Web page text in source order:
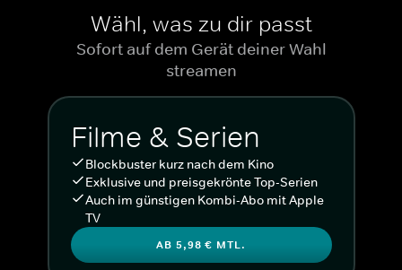
Wähl, was zu dir passt
Sofort auf dem Gerät deiner Wahl
streamen
Filme & Serien
Blockbuster kurz nach dem Kino
Exklusive und preisgekrönte Top-Serien
Auch im günstigen Kombi-Abo mit Apple
TV
AB 5,98 € MTL.